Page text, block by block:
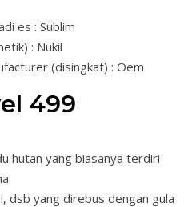
es : Sublim
: Nukil
(disingkat) : Oem
499
hutan yang biasanya terdiri
dsb yang direbus dengan gula